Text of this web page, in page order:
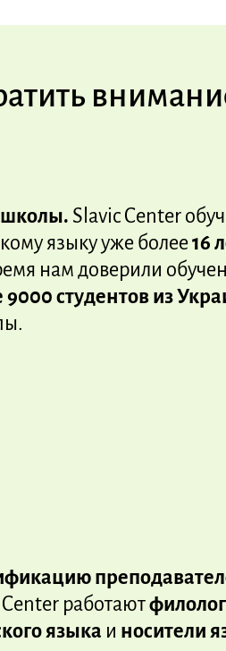
Slavic Center
языку уже более16
нам доверили
9000 студентов из
работают
языка и носители